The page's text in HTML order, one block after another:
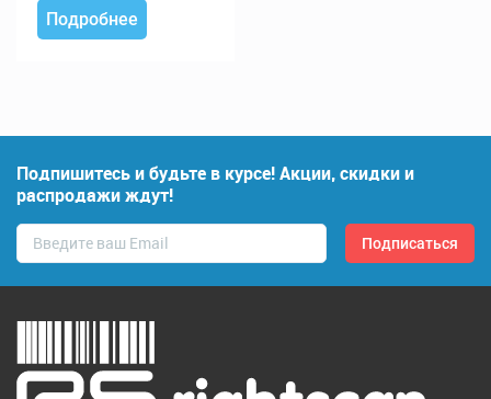
Подробнее
Подпишитесь и будьте в курсе! Акции, скидки и
распродажи ждут!